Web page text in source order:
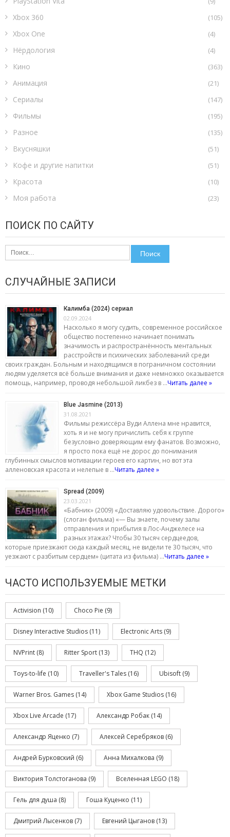
Xbox 360 (105)
Xbox One (4)
Нёрдология (4)
Кино (363)
Анимация (21)
Сериалы (147)
Фильмы (195)
Разное (135)
Вкусняшки (51)
Кофе и другие напитки (51)
Красота (10)
Моя работа (23)
ПОИСК ПО САЙТУ
Найти:
СЛУЧАЙНЫЕ ЗАПИСИ
Калимба (2024) сериал
02.09.2024
Насколько я могу судить, современное российское
общество постепенно начинает понимать
значимость и распространённость ментальных
расстройств и психических заболеваний среди
своих граждан. Больным и находящимся в пограничном состоянии
людям уделяется всё больше внимания и даже немножко оказывается
помощь, например, проводя небольшой ликбез в …Читать далее »
Blue Jasmine (2013)
31.08.2021
Фильмы режиссёра Вуди Аллена мне нравится,
хоть я и не могу причислить себя к группе
безусловно доверяющим ему фанатов. Возможно,
я просто пока ещё не дорос до понимания
глубинных смыслов мотивации героев его картин, но вот эта
алленовская красота и нелепые в …Читать далее »
Spread (2009)
23.03.2021
«Бабник» (2009) «Доставляю удовольствие. Дорого»
(слоган фильма) «— Вы знаете, почему залы
отправления и прибытия в Лос-Анджелесе на
разных этажах? Чтобы 30 тысяч сердцеедов,
которые приезжают сюда каждый месяц, не видели те 30 тысяч, что
уезжают с разбитым сердцем» (цитата из фильма) …Читать далее »
ЧАСТО ИСПОЛЬЗУЕМЫЕ МЕТКИ
Activision (10) Choco Pie (9)
Disney Interactive Studios (11) Electronic Arts (9)
NVPrint (8) Ritter Sport (13) THQ (12)
Toys-to-life (10) Traveller's Tales (16) Ubisoft (9)
Warner Bros. Games (14) Xbox Game Studios (16)
Xbox Live Arcade (17) Александр Робак (14)
Александр Яценко (7) Алексей Серебряков (6)
Андрей Бурковский (6) Анна Михалкова (9)
Виктория Толстоганова (9) Вселенная LEGO (18)
Гель для душа (8) Гоша Куценко (11)
Дмитрий Лысенков (7) Евгений Цыганов (13)